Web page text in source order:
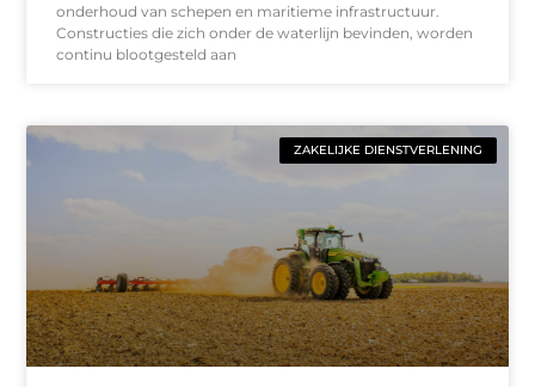
onderhoud van schepen en maritieme infrastructuur.
Constructies die zich onder de waterlijn bevinden, worden
continu blootgesteld aan
ZAKELIJKE DIENSTVERLENING